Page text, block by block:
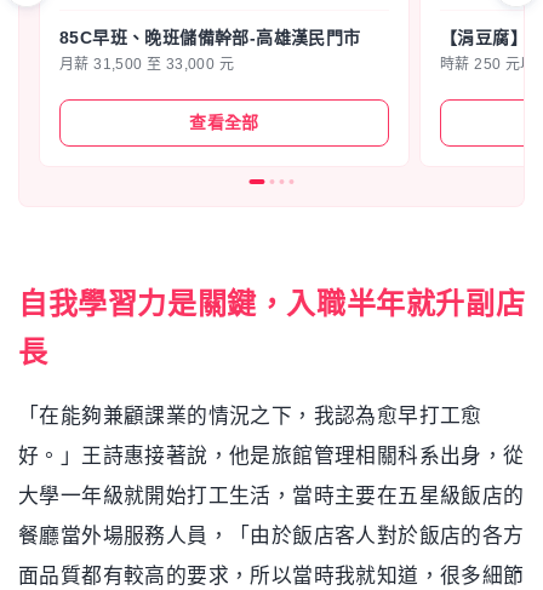
85C早班、晚班儲備幹部-高雄漢民門市
月薪 31,500 至 33,000 元
查看全部
【涓豆腐】
時薪 250 元以
自我學習力是關鍵，入職半年就升副店
長
「在能夠兼顧課業的情況之下，我認為愈早打工愈
好。」王詩惠接著說，他是旅館管理相關科系出身，從
大學一年級就開始打工生活，當時主要在五星級飯店的
餐廳當外場服務人員，「由於飯店客人對於飯店的各方
面品質都有較高的要求，所以當時我就知道，很多細節